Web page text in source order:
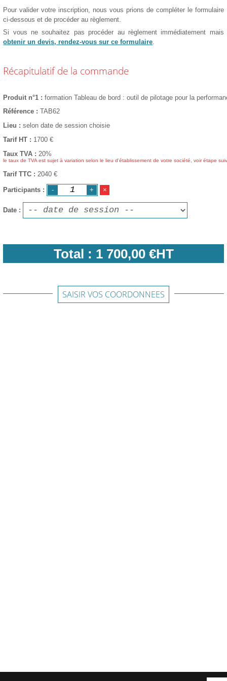
Pour valider votre inscription, nous vous prions de compléter le formulaire
ci-dessous et de procéder au règlement.
Si vous ne souhaitez pas procéder au règlement immédiatement mais
obtenir un devis, rendez-vous sur ce formulaire
Récapitulatif de la commande
Produit n°1
formation Tableau de bord : outil de pilotage pour la
Référence
TAB62
Lieu
selon date de session choisie
Tarif HT
1700 €
Taux TVA
20%
le taux de TVA est sujet à variation selon le lieu d'établissement de votre société, voir étape
Tarif TTC 2040 €
Participants
Date
Total : 1 700,00 €HT
SAISIR VOS COORDONNEES